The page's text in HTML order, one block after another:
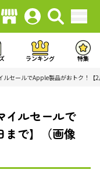
ランキング 特集
ルセールでApple製品がおトク！【
イルセールで
まで】（画像